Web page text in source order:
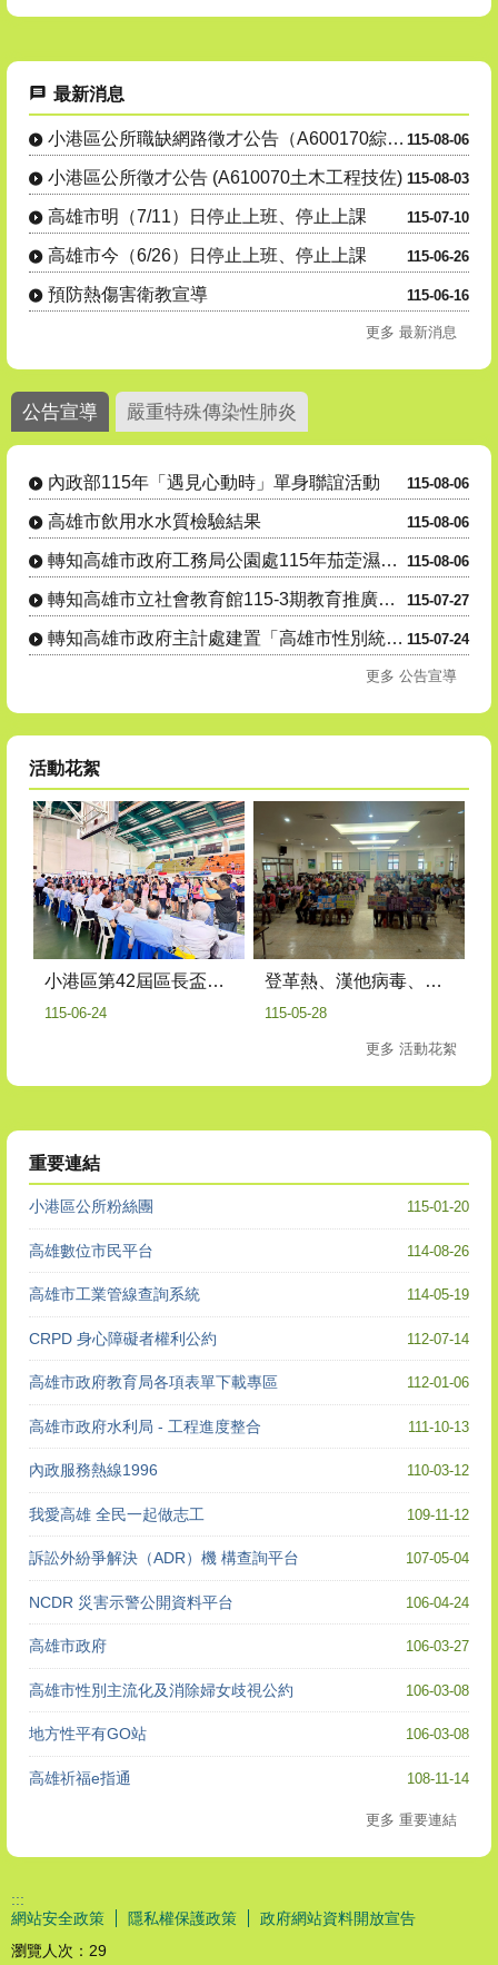
最新消息
115-08-06
小港區公所職缺網路徵才公告（A600170綜合行政職系里幹事....
115-08-03
小港區公所徵才公告 (A610070土木工程技佐)
115-07-10
高雄市明（7/11）日停止上班、停止上課
115-06-26
高雄市今（6/26）日停止上班、停止上課
115-06-16
預防熱傷害衛教宣導
更多 最新消息
公告宣導 嚴重特殊傳染性肺炎
115-08-06
內政部115年「遇見心動時」單身聯誼活動
115-08-06
高雄市飲用水水質檢驗結果
115-08-06
轉知高雄市政府工務局公園處115年茄萣濕地志工(隊)招募
115-07-27
轉知高雄市立社會教育館115-3期教育推廣班自115年8月1....
115-07-24
轉知高雄市政府主計處建置「高雄市性別統計視覺化查詢平臺」，歡....
更多 公告宣導
活動花絮
小港區第42屆區長盃桌球錦標賽
115-06-24
登革熱、漢他病毒、交通安全及反毒宣導
115-05-28
更多 活動花絮
重要連結
115-01-20
小港區公所粉絲團
114-08-26
高雄數位市民平台
114-05-19
高雄市工業管線查詢系統
112-07-14
CRPD 身心障礙者權利公約
112-01-06
高雄市政府教育局各項表單下載專區
111-10-13
高雄市政府水利局 - 工程進度整合
110-03-12
內政服務熱線1996
109-11-12
我愛高雄 全民一起做志工
107-05-04
訴訟外紛爭解決（ADR）機 構查詢平台
106-04-24
NCDR 災害示警公開資料平台
106-03-27
高雄市政府
106-03-08
高雄市性別主流化及消除婦女歧視公約
106-03-08
地方性平有GO站
108-11-14
高雄祈福e指通
更多 重要連結
:::
網站安全政策
隱私權保護政策
政府網站資料開放宣告
瀏覽人次： 29